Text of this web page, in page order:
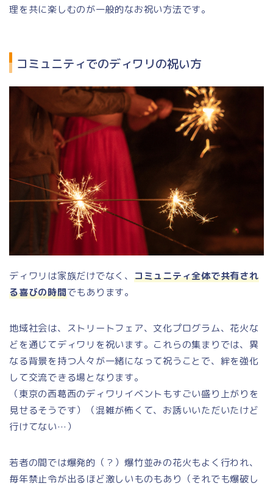
理を共に楽しむのが一般的なお祝い方法です。
コミュニティでのディワリの祝い方
ディワリは家族だけでなく、 コミュニティ全体で共有され
る喜びの時間でもあります。
地域社会は、ストリートフェア、文化プログラム、花火な
どを通じてディワリを祝います。これらの集まりでは、異
なる背景を持つ人々が一緒になって祝うことで、絆を強化
して交流できる場となります。
（東京の西葛西のディワリイベントもすごい盛り上がりを
見せるそうです）（混雑が怖くて、お誘いいただいたけど
行けてない…）
若者の間では爆発的（？）爆竹並みの花火もよく行われ、
毎年禁止令が出るほど激しいものもあり（それでも爆破し